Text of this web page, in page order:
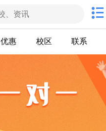
优惠 校区 联系